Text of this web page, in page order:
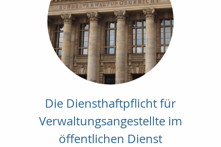
Die Diensthaftpflicht für
Verwaltungsangestellte im
öffentlichen Dienst